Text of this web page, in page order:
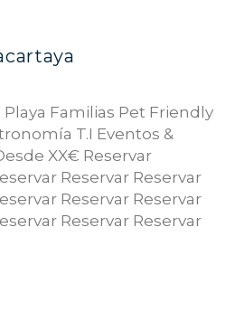
Familias Pet Friendly
T.I Eventos &
XX€ Reservar
Reservar Reservar
Reservar Reservar
Reservar Reservar